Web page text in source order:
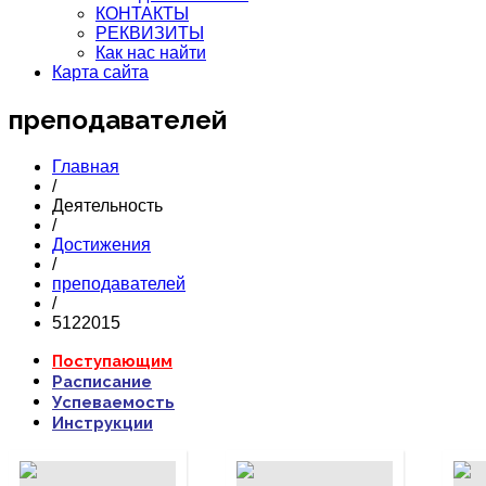
КОНТАКТЫ
РЕКВИЗИТЫ
Как нас найти
Карта сайта
преподавателей
Главная
/
Деятельность
/
Достижения
/
преподавателей
/
5122015
Поступающим
Расписание
Успеваемость
Инструкции